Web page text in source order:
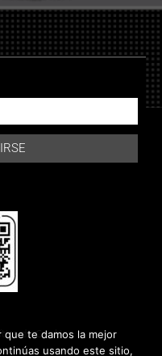
de Cookies
que te damos la mejor
usando este sitio,